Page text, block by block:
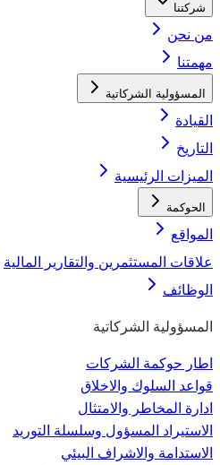
شركتنا
من نحن
مهمتنا
المسؤولية الشركاتية
القيادة
التاريخ
الميزات الرئيسية
الحوكمة
المواقع
علاقات المستثمرين والتقارير المالية
الوظائف
المسؤولية الشركاتية
اطار حوكمة الشركات
قواعد السلوك والاخلاق
ادارة المخاطر والامتثال
الاستيراد المسؤول وسلسلة التوريد
الاستدامة والاشراف البيئي